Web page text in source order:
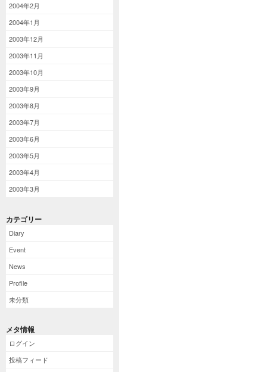
2004年2月
2004年1月
2003年12月
2003年11月
2003年10月
2003年9月
2003年8月
2003年7月
2003年6月
2003年5月
2003年4月
2003年3月
カテゴリー
Diary
Event
News
Profile
未分類
メタ情報
ログイン
投稿フィード